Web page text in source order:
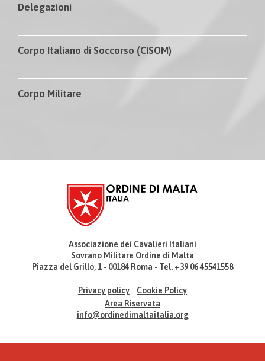
Delegazioni
Corpo Italiano di Soccorso (CISOM)
Corpo Militare
Associazione dei Cavalieri Italiani
Sovrano Militare Ordine di Malta
Piazza del Grillo, 1 - 00184 Roma - Tel. +39 06 45541558
Privacy policy
Cookie Policy
Area Riservata
info@ordinedimaltaitalia.org